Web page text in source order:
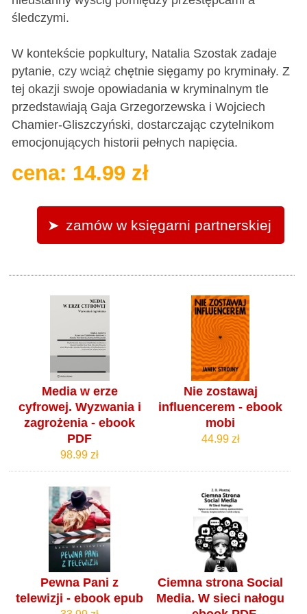
śledczymi.
W kontekście popkultury, Natalia Szostak zadaje
pytanie, czy wciąż chętnie sięgamy po kryminały. Z
tej okazji swoje opowiadania w kryminalnym tle
przedstawiają Gaja Grzegorzewska i Wojciech
Chamier-Gliszczyński, dostarczając czytelnikom
emocjonujących historii pełnych napięcia.
cena: 14.99 zł
zamów w księgarni partnerskiej
Media w erze
cyfrowej. Wyzwania i
zagrożenia - ebook
PDF
98.99 zł
Nie zostawaj
influencerem - ebook
mobi
44.99 zł
Pewna Pani z
telewizji - ebook epub
Ciemna strona Social
Media. W sieci nałogu